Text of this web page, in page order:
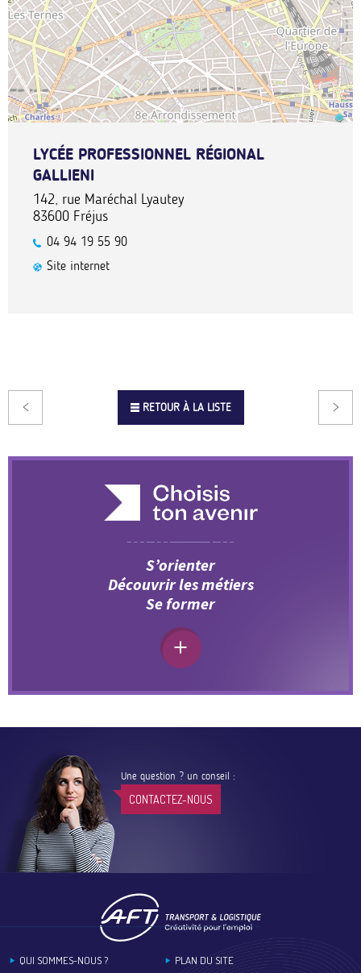
LYCÉE PROFESSIONNEL RÉGIONAL
GALLIENI
142, rue Maréchal Lyautey
83600 Fréjus
04 94 19 55 90
Site internet
RETOUR À LA LISTE
S’orienter
Découvrir les métiers
Se former
Une question ? un conseil :
CONTACTEZ-NOUS
QUI SOMMES-NOUS ? PLAN DU SITE